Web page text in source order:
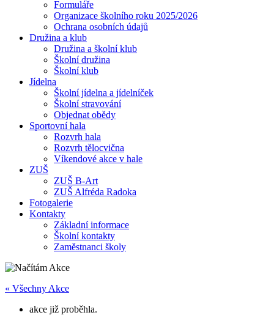
Formuláře
Organizace školního roku 2025/2026
Ochrana osobních údajů
Družina a klub
Družina a školní klub
Školní družina
Školní klub
Jídelna
Školní jídelna a jídelníček
Školní stravování
Objednat obědy
Sportovní hala
Rozvrh hala
Rozvrh tělocvična
Víkendové akce v hale
ZUŠ
ZUŠ B-Art
ZUŠ Alfréda Radoka
Fotogalerie
Kontakty
Základní informace
Školní kontakty
Zaměstnanci školy
« Všechny Akce
akce již proběhla.